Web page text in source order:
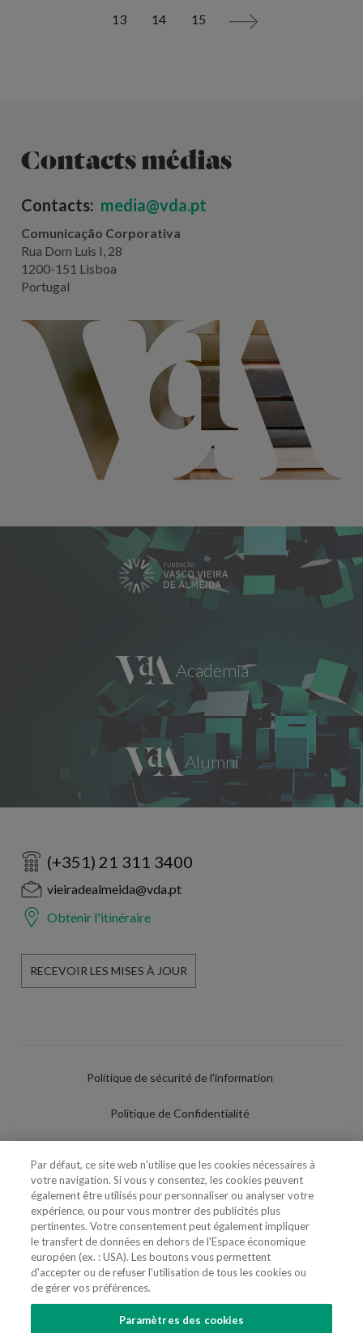
13 14 15 >
Contacts médias
Contacts: media@vda.pt
Comunicação Corporativa
Rua Dom Luis I, 28
1200-151 Lisboa
Portugal
(+351) 21 311 3400
vieiradealmeida@vda.pt
Obtenir l'itinéraire
RECEVOIR LES MISES À JOUR
Politique de sécurité de l'information
Politique de Confidentialité
Politique de Cookies
Paramètres des cookies
Utilisation Frauduleuse du Nom/Brand
Par défaut, ce site web n'utilise que les cookies nécessaires à
votre navigation. Si vous y consentez, les cookies peuvent
également être utilisés pour personnaliser ou analyser votre
expérience, ou pour vous montrer des publicités plus
pertinentes. Votre consentement peut également impliquer
le transfert de données en dehors de l'Espace économique
européen (ex. : USA). Les boutons vous permettent
d'accepter ou de refuser l'utilisation de tous les cookies ou
de gérer vos préférences.
Paramètres des cookies